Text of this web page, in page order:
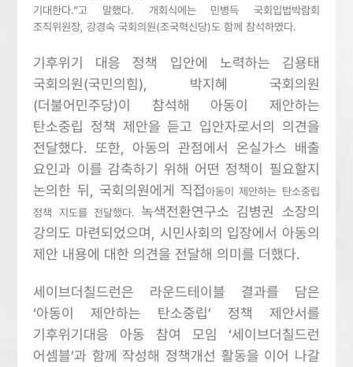
기대한다.”고 말했다. 개회식에는 민병득 국회입법박람회
조직위원장, 강경숙 국회의원(조국혁신당)도 함께 참석하였다.
기후위기 대응 정책 입안에 노력하는 김용태
국회의원(국민의힘), 박지혜 국회의원
(더불어민주당)이 참석해 아동이 제안하는
탄소중립 정책 제안을 듣고 입안자로서의 의견을
전달했다.또한, 아동의 관점에서 온실가스 배출
요인과 이를 감축하기 위해 어떤 정책이 필요할지
논의한 뒤, 국회의원에게 직접아동이 제안하는 탄소중립
정책 지도를 전달했다.녹색전환연구소 김병권 소장의
강의도 마련되었으며, 시민사회의 입장에서 아동의
제안 내용에 대한 의견을 전달해 의미를 더했다.
세이브더칠드런은 라운드테이블 결과를 담은
‘아동이 제안하는 탄소중립’ 정책 제안서를
기후위기대응 아동 참여 모임 ‘세이브더칠드런
어셈블’과 함께 작성해 정책개선 활동을 이어 나갈